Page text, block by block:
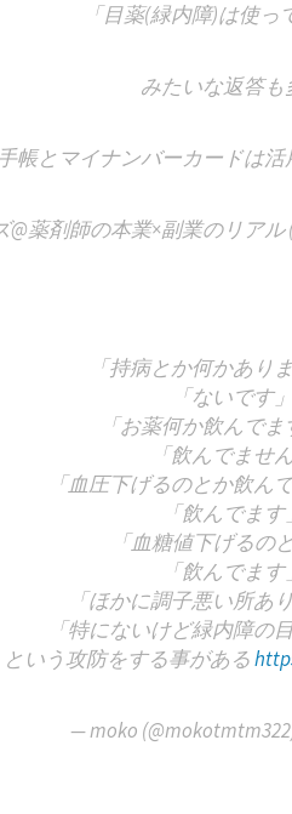
「目薬(緑内障)は使っ
みたいな返答も
帳とマイナンバーカードは
薬剤師の本業×副業のリアル
「持病とか何かあり
「ないです」
「お薬何か飲んでま
「飲んでませ
「血圧下げるのとか飲ん
「飲んでます
「血糖値下げるの
「飲んでます
「ほかに調子悪い所あ
「特にないけど緑内障の
という攻防をする事がある
— moko